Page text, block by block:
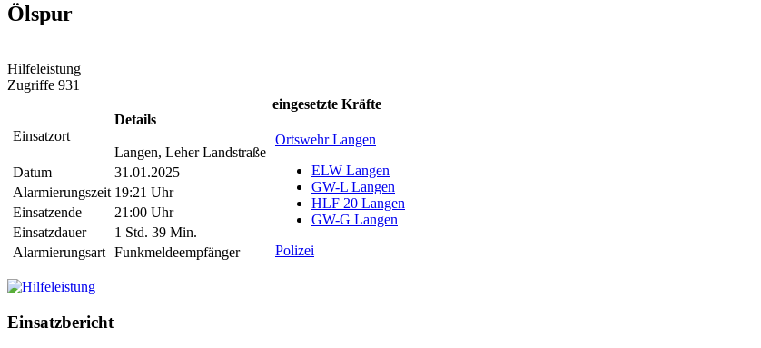
Ölspur
Hilfeleistung
Zugriffe 931
Einsatzort
Details
Langen, Leher Landstraße
Datum
31.01.2025
Alarmierungszeit 19:21 Uhr
Einsatzende
21:00 Uhr
Einsatzdauer
1 Std. 39 Min.
Alarmierungsart Funkmeldeempfänger
eingesetzte Kräfte
Ortswehr Langen
ELW Langen
GW-L Langen
HLF 20 Langen
GW-G Langen
Polizei
Einsatzbericht